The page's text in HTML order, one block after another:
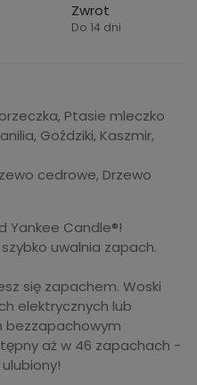
Zwrot
Do 14 dni
Ptasie mleczko
Goździki, Kaszmir,
cedrowe, Drzewo
Yankee Candle®!
uwalnia zapach.
się zapachem. Woski
elektrycznych lub
bezzapachowym
aż w 46 zapachach -